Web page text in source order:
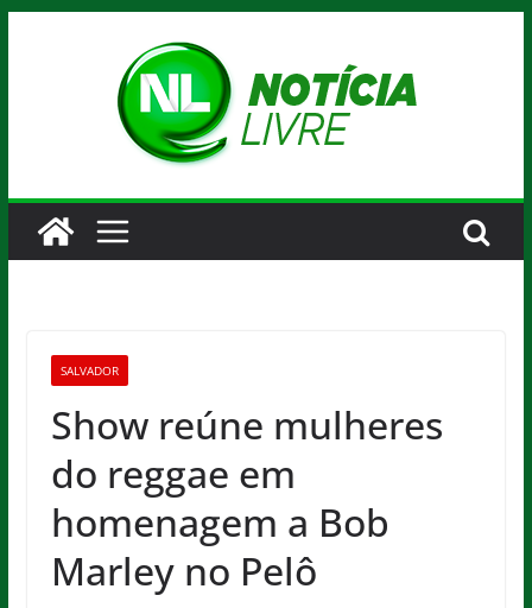
SALVADOR
Show reúne mulheres
do reggae em
homenagem a Bob
Marley no Pelô